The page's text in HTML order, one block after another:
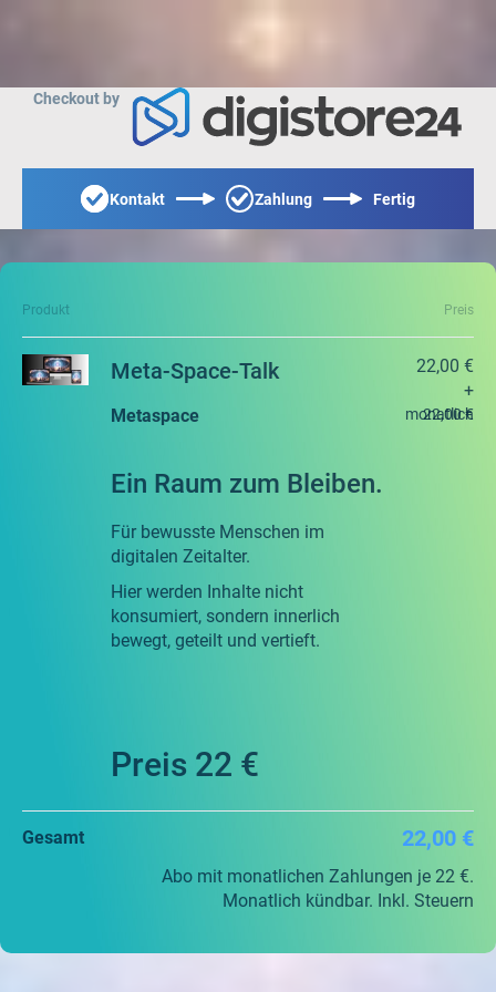
Checkout by
Kontakt Zahlung Fertig
Produkt Preis
Meta-Space-Talk
Metaspace
Ein Raum zum Bleiben.
Für bewusste Menschen im
digitalen Zeitalter.
Hier werden Inhalte nicht
konsumiert, sondern innerlich
bewegt, geteilt und vertieft.
Preis 22 €
22,00 €
+
22,00 €
monatlich
Gesamt 22,00 €
Abo mit monatlichen Zahlungen je 22 €.
Monatlich kündbar. Inkl. Steuern